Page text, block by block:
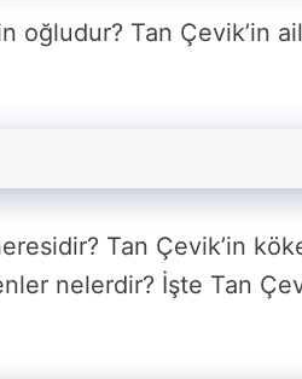
oğludur? Tan Çevik’in
Tan Çevik’in
nelerdir? İşte Tan